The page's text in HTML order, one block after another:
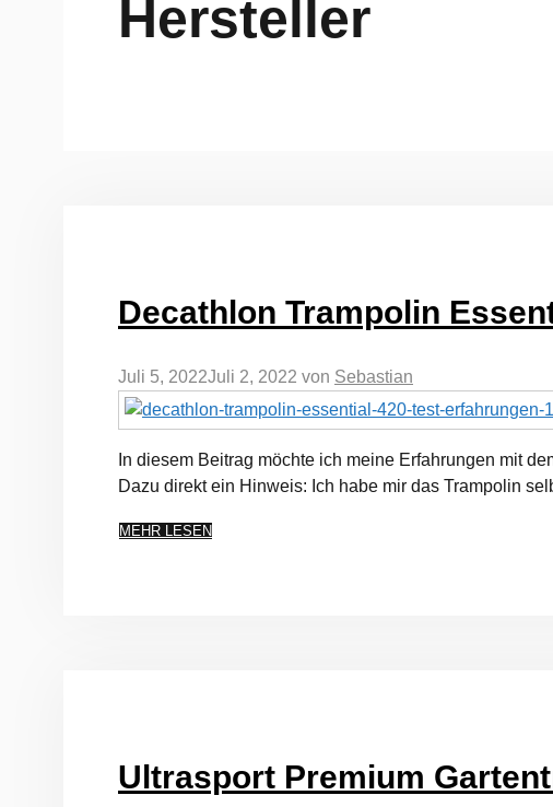
Hersteller
Decathlon Trampolin
Juli 5, 2022Juli 2, 2022 von Sebastian
In diesem Beitrag möchte ich meine Erfahrungen mit
Dazu direkt ein Hinweis: Ich habe mir das Trampolin
MEHR LESEN
Ultrasport Premium